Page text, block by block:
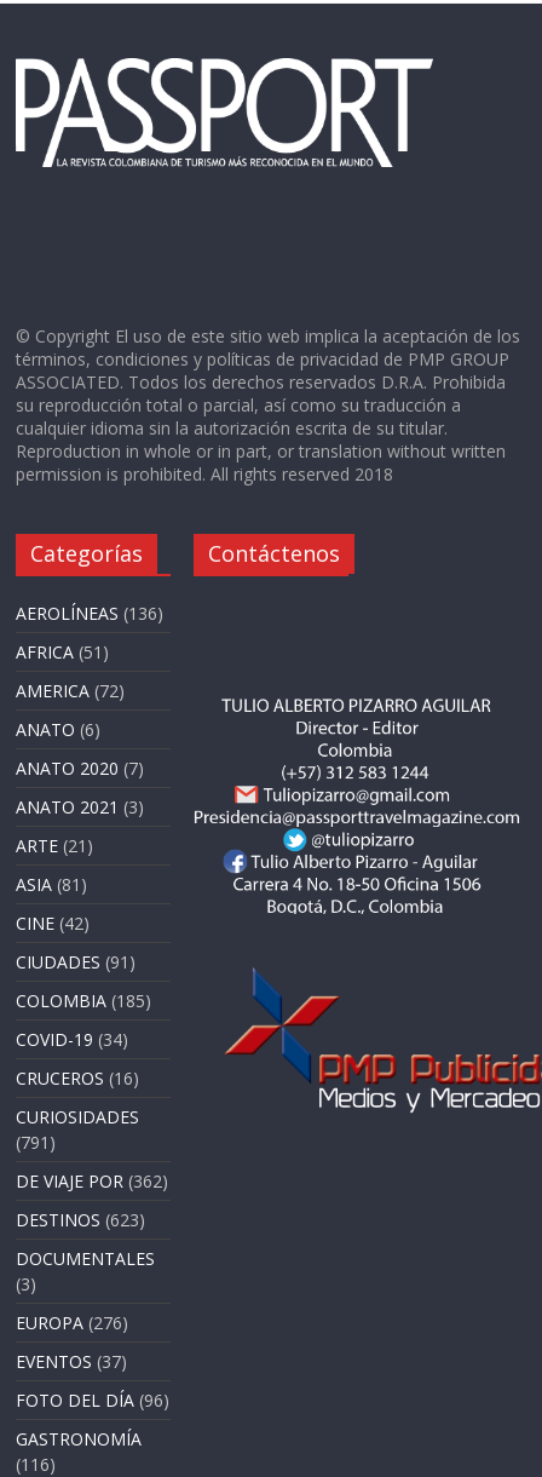
© Copyright El uso de este sitio web implica la aceptación de los
términos, condiciones y políticas de privacidad de PMP GROUP
ASSOCIATED. Todos los derechos reservados D.R.A. Prohibida
su reproducción total o parcial, así como su traducción a
cualquier idioma sin la autorización escrita de su titular.
Reproduction in whole or in part, or translation without written
permission is prohibited. All rights reserved 2018
Categorías
AEROLÍNEAS (136)
AFRICA (51)
AMERICA (72)
ANATO (6)
ANATO 2020 (7)
ANATO 2021 (3)
ARTE (21)
ASIA (81)
CINE (42)
CIUDADES (91)
COLOMBIA (185)
COVID-19 (34)
CRUCEROS (16)
CURIOSIDADES
(791)
DE VIAJE POR (362)
DESTINOS (623)
DOCUMENTALES
(3)
EUROPA (276)
EVENTOS (37)
FOTO DEL DÍA (96)
GASTRONOMÍA
(116)
Contáctenos